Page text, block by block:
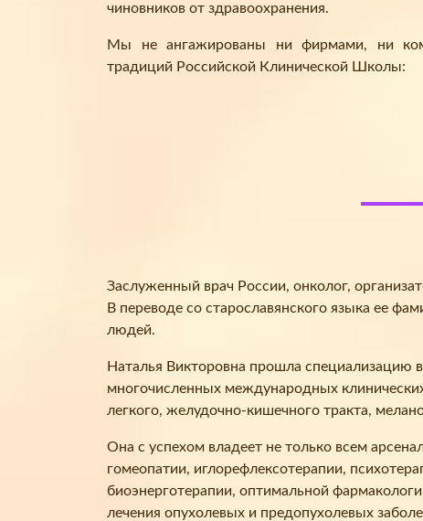
чиновников от здравоохранения.
Мы не ангажированы ни фирмами, ни
традиций Российской Клинической Школы:
Заслуженный врач России, онколог,
В переводе со старославянского языка ее
людей.
Наталья Викторовна прошла специализацию
многочисленных международных
легкого, желудочно-кишечного тракта,
Она с успехом владеет не только всем
гомеопатии, иглорефлексотерапии,
биоэнерготерапии, оптимальной
лечения опухолевых и предопухолевых